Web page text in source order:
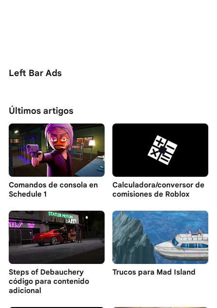
Left Bar Ads
Últimos artigos
Comandos de consola en
Schedule 1
Calculadora/conversor de
comisiones de Roblox
Steps of Debauchery
código para contenido
adicional
Trucos para Mad Island